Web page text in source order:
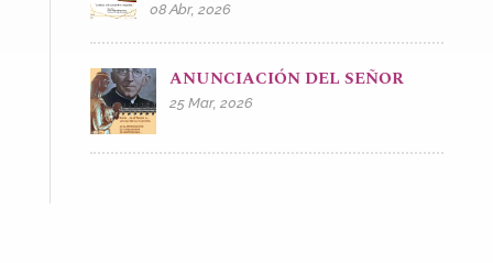
08 Abr, 2026
ANUNCIACIÓN DEL SEÑOR
25 Mar, 2026